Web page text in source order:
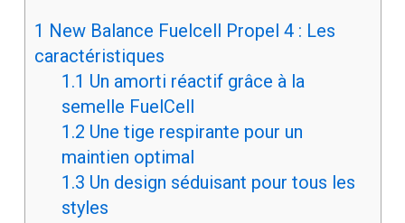
1 New Balance Fuelcell Propel 4 : Les
caractéristiques
1.1 Un amorti réactif grâce à la
semelle FuelCell
1.2 Une tige respirante pour un
maintien optimal
1.3 Un design séduisant pour tous les
styles